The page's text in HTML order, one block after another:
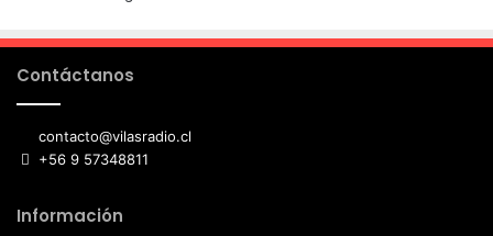
Contáctanos
contacto@vilasradio.cl
+56 9 57348811
Información